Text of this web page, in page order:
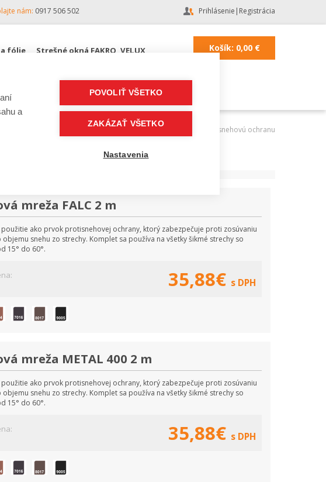
nám: 0917 506 502 Prihlásenie | Registrácia
Košík: 0,00€
fólie Strešné okná FAKRO, VELUX
Strešné doplnky a fólie | doplnky na protisnehovú ochranu
mreža FALC 2 m
použitie ako prvok protisnehovej ochrany, ktorý zabezpečuje proti zosúvaniu
objemu snehu zo strechy. Komplet sa používa na všetky šikmé strechy so
15° do 60°.
35,88€ s DPH
mreža METAL 400 2 m
použitie ako prvok protisnehovej ochrany, ktorý zabezpečuje proti zosúvaniu
objemu snehu zo strechy. Komplet sa používa na všetky šikmé strechy so
15° do 60°.
35,88€ s DPH
a
POVOLIŤ VŠETKO
ZAKÁZAŤ VŠETKO
Nastavenia